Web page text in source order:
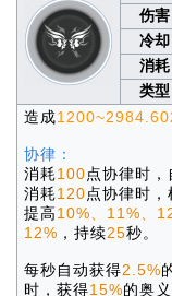
伤害
冷却
消耗
类型
造成
协律：
消耗100点协律时
消耗120点协律时
提高10%、11%、
12% ，持续25秒。
每秒自动获得2.5%
时，获得15%的奥